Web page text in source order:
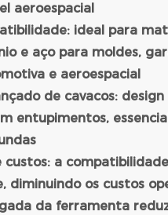
aeroespacial
ideal para
e aço para moldes,
e aeroespacial
de cavacos:
entupimentos,
custos: a
diminuindo os custos
da ferramenta